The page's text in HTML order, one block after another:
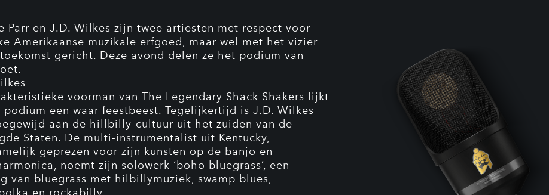
Parr en J.D. Wilkes zijn twee artiesten met respect voor
Amerikaanse muzikale erfgoed, maar wel met het vizier
gericht. Deze avond delen ze het podium van
voorman van The Legendary Shack Shakers lijkt
podium een waar feestbeest. Tegelijkertijd is J.D. Wilkes
aan de hillbilly-cultuur uit het zuiden van de
Staten. De multi-instrumentalist uit Kentucky,
geprezen voor zijn kunsten op de banjo en
noemt zijn solowerk ‘boho bluegrass’, een
van bluegrass met hilbillymuziek, swamp blues,